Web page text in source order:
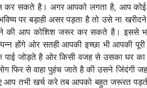
कर सकते है। अगर आपको लगता है, आप
पर बड़ाही असर पड़ता है तो उसे ना खरीदने
की आप कोशिश जरूर कर सकते है। इससे
होंगे ओर सतही आपकी इच्छा भी आपकी पूरी
जोड़ते है ओर किसी वजह से उसका घर
फिर से वाहा पुहंच जाते है की उसने जिंदंगी
आप तभी खर्च करे तब आपको बहुत जरूरत